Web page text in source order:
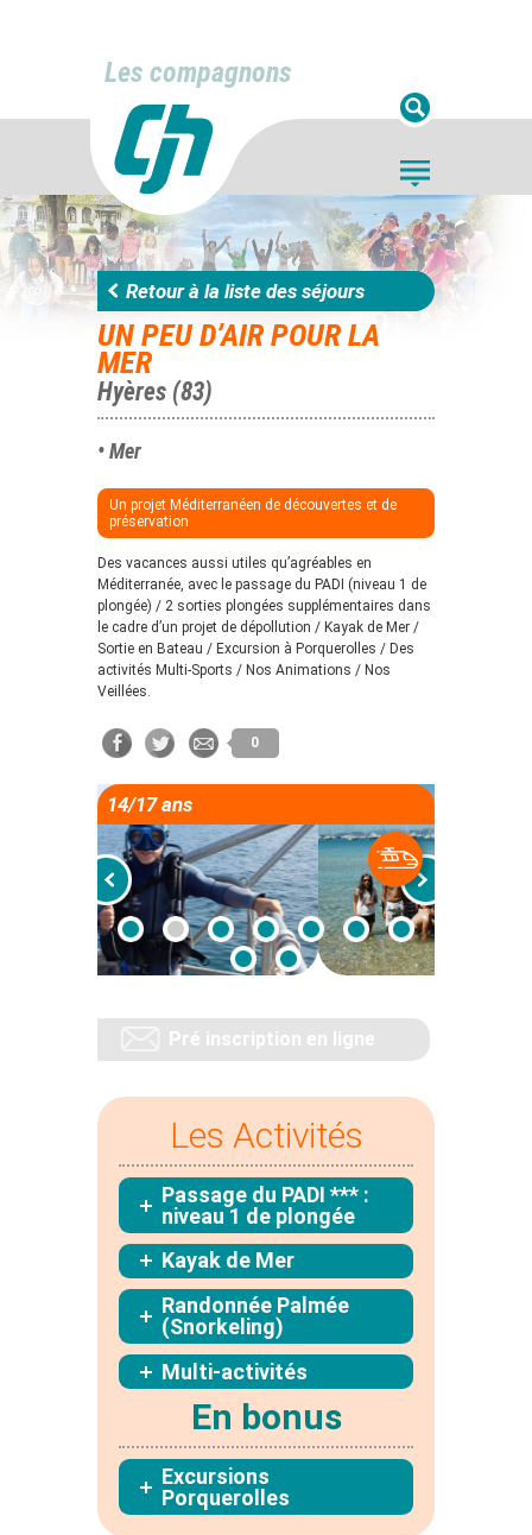
Les compagnons
Retour à la liste des séjours
UN PEU D’AIR POUR LA
MER
Hyères (83)
• Mer
Un projet Méditerranéen de découvertes et de
préservation
Des vacances aussi utiles qu’agréables en
Méditerranée, avec le passage du PADI (niveau 1 de
plongée) / 2 sorties plongées supplémentaires dans
le cadre d’un projet de dépollution / Kayak de Mer /
Sortie en Bateau / Excursion à Porquerolles / Des
activités Multi-Sports / Nos Animations / Nos
Veillées.
0
14/17 ans
Pré inscription en ligne
Les Activités
Passage du PADI *** :
niveau 1 de plongée
Kayak de Mer
Randonnée Palmée
(Snorkeling)
Multi-activités
En bonus
Excursions
Porquerolles